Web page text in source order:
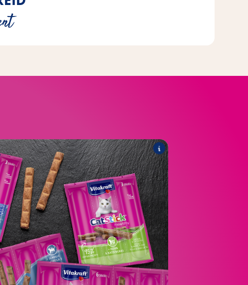
assortiment heerlijke smaken.
Cat Stick
®
Healthy
Het assortiment omvat de volgende producten:
Cat Stick
®
met schol & Omega 3
Cat Stick
®
met kip & kattengras